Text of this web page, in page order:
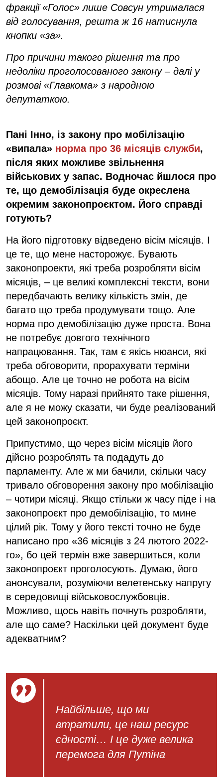
фракції «Голос» лише Совсун утрималася
від голосування, решта ж 16 натиснула
кнопки «за».
Про причини такого рішення та про
недоліки проголосованого закону – далі у
розмові «Главкома» з народною
депутаткою.
Пані Інно, із закону про мобілізацію
«випала» норма про 36 місяців служби,
після яких можливе звільнення
військових у запас. Водночас йшлося про
те, що демобілізація буде окреслена
окремим законопроєктом. Його справді
готують?
На його підготовку відведено вісім місяців. І
це те, що мене насторожує. Бувають
законопроекти, які треба розробляти вісім
місяців, – це великі комплексні тексти, вони
передбачають велику кількість змін, де
багато що треба продумувати тощо. Але
норма про демобілізацію дуже проста. Вона
не потребує довгого технічного
напрацювання. Так, там є якісь нюанси, які
треба обговорити, прорахувати терміни
абощо. Але це точно не робота на вісім
місяців. Тому наразі прийнято таке рішення,
але я не можу сказати, чи буде реалізований
цей законопроєкт.
Припустимо, що через вісім місяців його
дійсно розроблять та подадуть до
парламенту. Але ж ми бачили, скільки часу
тривало обговорення закону про мобілізацію
– чотири місяці. Якщо стільки ж часу піде і на
законопроєкт про демобілізацію, то мине
цілий рік. Тому у його тексті точно не буде
написано про «36 місяців з 24 лютого 2022-
го», бо цей термін вже завершиться, коли
законопроєкт проголосують. Думаю, його
анонсували, розуміючи велетенську напругу
в середовищі військовослужбовців.
Можливо, щось навіть почнуть розробляти,
але що саме? Наскільки цей документ буде
адекватним?
Найбільше, що ми
втратили, це наш ресурс
єдності… І це дуже велика
перемога для Путіна